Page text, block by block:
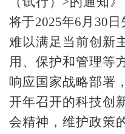
将于2025年6月30
难以满足当前创新
用、保护和管理等
响应国家战略部署
开年召开的科技创
会精神，维护政策